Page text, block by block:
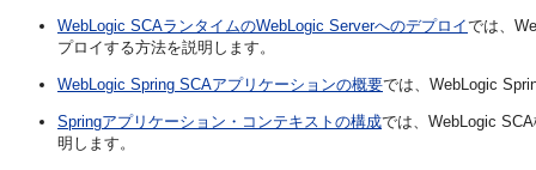
WebLogic SCAランタイムのWebLogic Serverへのデプロイでは、
プロイする方法を説明します。
WebLogic Spring SCAアプリケーションの概要では、WebLogic
Springアプリケーション・コンテキストの構成では、WebLogic
明します。